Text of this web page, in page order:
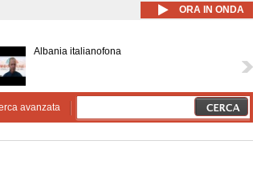
ORA IN ONDA
Albania italianofona
avanzata